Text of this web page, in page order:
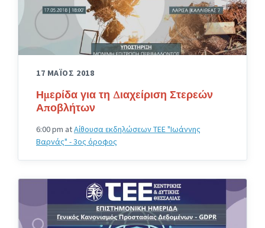
17 ΜΑΪΟΣ 2018
Ημερίδα για τη Διαχείριση Στερεών
Αποβλήτων
6:00 pm atΑίθουσα εκδηλώσεων ΤΕΕ "Ιωάννης
Βαρνάς" - 3ος όροφος